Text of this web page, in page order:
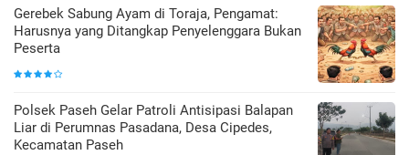
Gerebek Sabung Ayam di Toraja, Pengamat:
Harusnya yang Ditangkap Penyelenggara Bukan
Peserta
Polsek Paseh Gelar Patroli Antisipasi Balapan
Liar di Perumnas Pasadana, Desa Cipedes,
Kecamatan Paseh